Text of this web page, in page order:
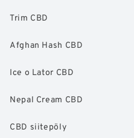
Trim CBD
Afghan Hash CBD
Ice o Lator CBD
Nepal Cream CBD
CBD siitepöly